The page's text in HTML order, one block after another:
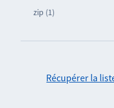
zip (1)
Récupérer la